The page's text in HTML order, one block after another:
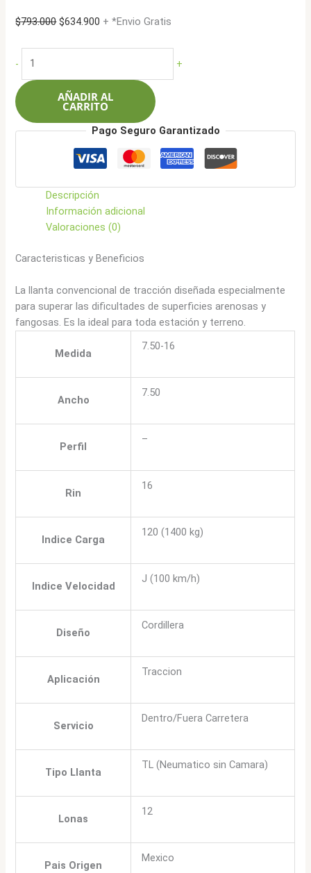
$793.000El
original
$634.900 El
actual
$634.900.
+ *Envio Gratis
-
Caucho
7.50-
120/116J
12L
+
AÑADIR AL
CARRITO
Pago Seguro Garantizado
Descripción
Información adicional
Valoraciones (0)
Caracteristicas y Beneficios
La llanta convencional de tracción diseñada especialmente
para superar las dificultades de superficies arenosas y
fangosas. Es la ideal para toda estación y terreno.
Medida
7.50-16
Ancho
7.50
Perfil
–
Rin
16
Indice Carga
120 (1400 kg)
Indice Velocidad
J (100 km/h)
Diseño
Cordillera
Aplicación
Traccion
Servicio
Dentro/Fuera Carretera
Tipo Llanta
TL (Neumatico sin Camara)
Lonas
12
Pais Origen
Mexico